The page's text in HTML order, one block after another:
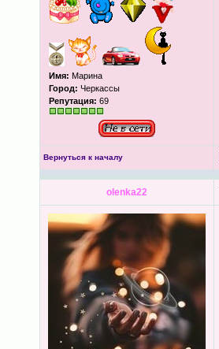
Имя: Марина
Город: Черкассы
Репутация: 69
Вернуться к началу
olenka22